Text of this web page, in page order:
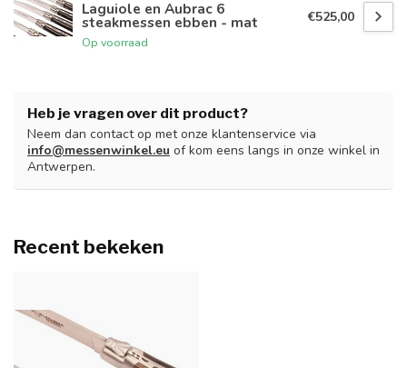
Laguiole en Aubrac 6
steakmessen ebben - mat
Op voorraad
€525,00
Heb je vragen over dit product?
Neem dan contact op met onze klantenservice via
info@messenwinkel.eu of kom eens langs in onze winkel in
Antwerpen.
Recent bekeken